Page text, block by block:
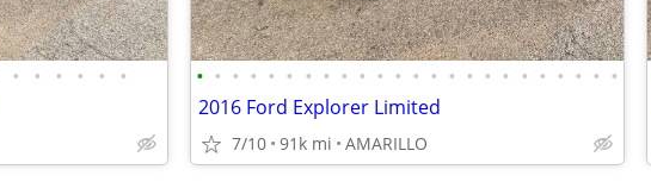
• • • • • • • • • • • • • • • • • • • • • • • • • • • • • •
2016 Ford Explorer Limited
7/10 91k mi AMARILLO